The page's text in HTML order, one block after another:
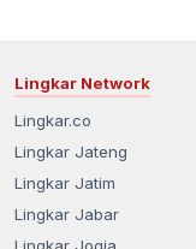
Lingkar.co
Lingkar Jateng
Lingkar Jatim
Lingkar Jabar
Lingkar Jogja